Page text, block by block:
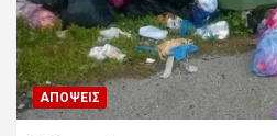
ΑΠΌΨΕΙΣ